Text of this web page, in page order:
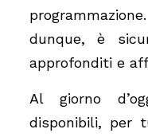
dunque, è
approfonditi e
Al giorno
disponibili, per